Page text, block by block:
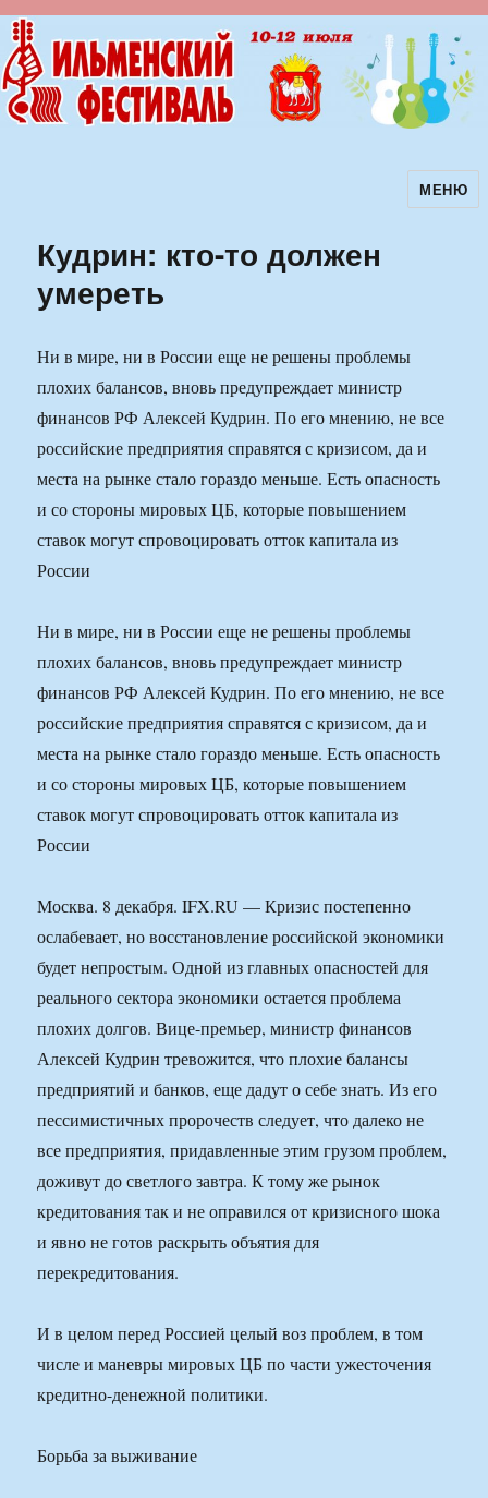
Ильменский фестиваль авторскойМЕНЮ
Кудрин: кто-то должен
умереть
Ни в мире, ни в России еще не решены проблемы
плохих балансов, вновь предупреждает министр
финансов РФ Алексей Кудрин. По его мнению, не все
российские предприятия справятся с кризисом, да и
места на рынке стало гораздо меньше. Есть опасность
и со стороны мировых ЦБ, которые повышением
ставок могут спровоцировать отток капитала из
России
Ни в мире, ни в России еще не решены проблемы
плохих балансов, вновь предупреждает министр
финансов РФ Алексей Кудрин. По его мнению, не все
российские предприятия справятся с кризисом, да и
места на рынке стало гораздо меньше. Есть опасность
и со стороны мировых ЦБ, которые повышением
ставок могут спровоцировать отток капитала из
России
Москва. 8 декабря. IFX.RU — Кризис постепенно
ослабевает, но восстановление российской экономики
будет непростым. Одной из главных опасностей для
реального сектора экономики остается проблема
плохих долгов. Вице-премьер, министр финансов
Алексей Кудрин тревожится, что плохие балансы
предприятий и банков, еще дадут о себе знать. Из его
пессимистичных пророчеств следует, что далеко не
все предприятия, придавленные этим грузом проблем,
доживут до светлого завтра. К тому же рынок
кредитования так и не оправился от кризисного шока
и явно не готов раскрыть объятия для
перекредитования.
И в целом перед Россией целый воз проблем, в том
числе и маневры мировых ЦБ по части ужесточения
кредитно-денежной политики.
Борьба за выживание